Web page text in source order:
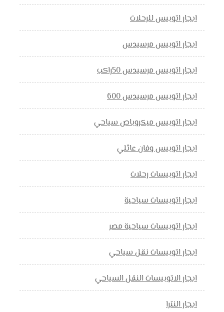
ايجار اتوبيس للرحلات
ايجار اتوبيس مرسيدس
ايجار اتوبيس مرسيدس 50راكب
ايجار اتوبيس مرسيدس 600
ايجار اتوبيس ميكروباص سياحي
ايجار اتوبيس وفان عائلي
ايجار اتوبيسات رحلات
ايجار اتوبيسات سياحية
ايجار اتوبيسات سياحية مصر
ايجار اتوبيسات نقل سياحي
ايجار الاتوبيسات النقل السياحي
ايجار النترا